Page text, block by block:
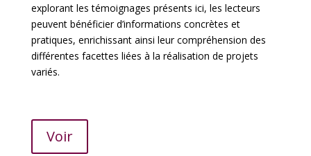
explorant les témoignages présents ici, les lecteurs
peuvent bénéficier d’informations concrètes et
pratiques, enrichissant ainsi leur compréhension des
différentes facettes liées à la réalisation de projets
variés.
Voir